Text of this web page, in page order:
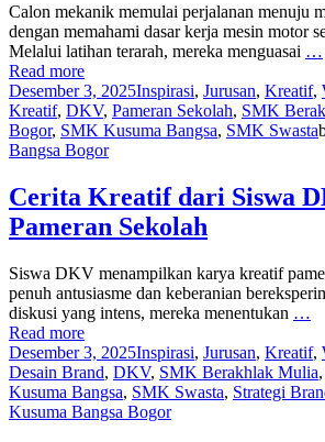
Calon mekanik memulai perjalanan menuju
dengan memahami dasar kerja mesin motor
Melalui latihan terarah, mereka menguasai …
Read more
Desember 3, 2025Inspirasi, Jurusan, Kreatif,
Kreatif, DKV, Pameran Sekolah, SMK
Bogor, SMK Kusuma Bangsa, SMK Swasta
Bangsa Bogor
Cerita Kreatif dari Siswa
Pameran Sekolah
Siswa DKV menampilkan karya kreatif
penuh antusiasme dan keberanian
diskusi yang intens, mereka menentukan …
Read more
Desember 3, 2025Inspirasi, Jurusan, Kreatif,
Desain Brand, DKV, SMK Berakhlak Mulia,
Kusuma Bangsa, SMK Swasta, Strategi
Kusuma Bangsa Bogor